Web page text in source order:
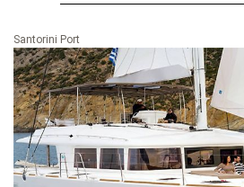
Santorini Port